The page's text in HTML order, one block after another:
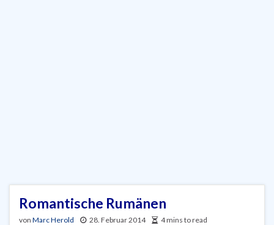
Romantische Rumänen
von Marc Herold 28. Februar 2014 4 mins to read